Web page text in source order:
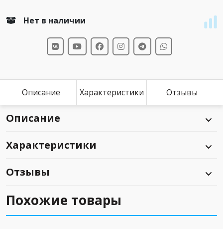
Нет в наличии
Описание Характеристики Отзывы
Описание
Характеристики
Отзывы
Похожие товары